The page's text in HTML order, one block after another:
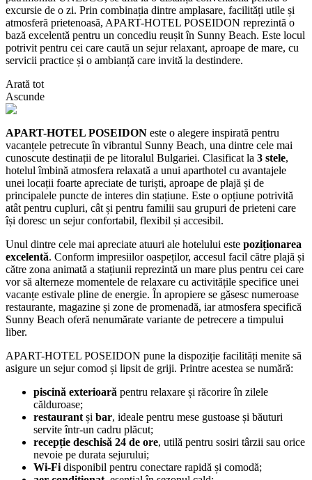
excursie de o zi. Prin combinația dintre amplasare, facilități utile și
atmosferă prietenoasă, APART-HOTEL POSEIDON reprezintă o
bază excelentă pentru un concediu reușit în Sunny Beach. Este locul
potrivit pentru cei care caută un sejur relaxant, aproape de mare, cu
servicii practice și o ambianță care invită la destindere.
Arată tot
Ascunde
APART-HOTEL POSEIDON este o alegere inspirată pentru
vacanțele petrecute în vibrantul Sunny Beach, una dintre cele mai
cunoscute destinații de pe litoralul Bulgariei. Clasificat la 3 stele,
hotelul îmbină atmosfera relaxată a unui aparthotel cu avantajele
unei locații foarte apreciate de turiști, aproape de plajă și de
principalele puncte de interes din stațiune. Este o opțiune potrivită
atât pentru cupluri, cât și pentru familii sau grupuri de prieteni care
își doresc un sejur confortabil, flexibil și accesibil.
Unul dintre cele mai apreciate atuuri ale hotelului este poziționarea
excelentă. Conform impresiilor oaspeților, accesul facil către plajă și
către zona animată a stațiunii reprezintă un mare plus pentru cei care
vor să alterneze momentele de relaxare cu activitățile specifice unei
vacanțe estivale pline de energie. În apropiere se găsesc numeroase
restaurante, magazine și zone de promenadă, iar atmosfera specifică
Sunny Beach oferă nenumărate variante de petrecere a timpului
liber.
APART-HOTEL POSEIDON pune la dispoziție facilități menite să
asigure un sejur comod și lipsit de griji. Printre acestea se numără:
piscină exterioară pentru relaxare și răcorire în zilele
călduroase;
restaurant și bar, ideale pentru mese gustoase și băuturi
servite într-un cadru plăcut;
recepție deschisă 24 de ore, utilă pentru sosiri târzii sau orice
nevoie pe durata sejurului;
Wi‑Fi disponibil pentru conectare rapidă și comodă;